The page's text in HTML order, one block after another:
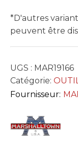
*D'autres
peuvent être
UGS : MAR19166
Catégorie:
Fournisseur: